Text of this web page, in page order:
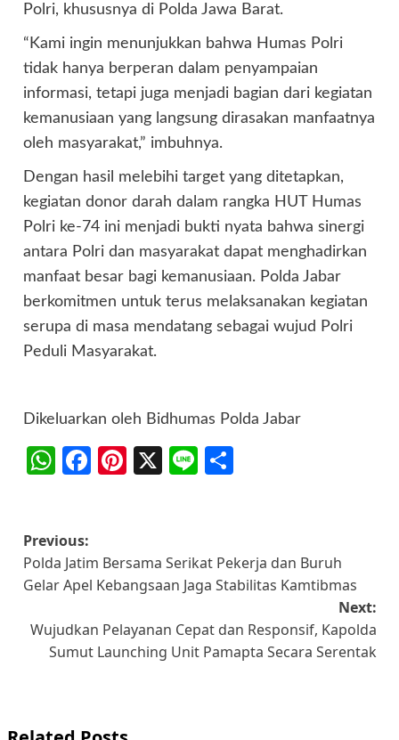
Polri, khususnya di Polda Jawa Barat.
“Kami ingin menunjukkan bahwa Humas Polri
tidak hanya berperan dalam penyampaian
informasi, tetapi juga menjadi bagian dari kegiatan
kemanusiaan yang langsung dirasakan manfaatnya
oleh masyarakat,” imbuhnya.
Dengan hasil melebihi target yang ditetapkan,
kegiatan donor darah dalam rangka HUT Humas
Polri ke-74 ini menjadi bukti nyata bahwa sinergi
antara Polri dan masyarakat dapat menghadirkan
manfaat besar bagi kemanusiaan. Polda Jabar
berkomitmen untuk terus melaksanakan kegiatan
serupa di masa mendatang sebagai wujud Polri
Peduli Masyarakat.
Dikeluarkan oleh Bidhumas Polda Jabar
WhatsApp
Facebook
Pinterest
X Line
Post
navigation
Previous:
Polda Jatim Bersama Serikat Pekerja dan Buruh
Gelar Apel Kebangsaan Jaga Stabilitas Kamtibmas
Next:
Wujudkan Pelayanan Cepat dan Responsif, Kapolda
Sumut Launching Unit Pamapta Secara Serentak